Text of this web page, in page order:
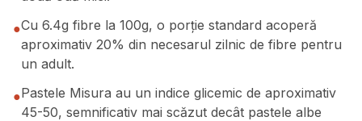
●Cu 6.4g fibre la 100g, o porție standard acoperă
aproximativ 20% din necesarul zilnic de fibre pentru
un adult.
●Pastele Misura au un indice glicemic de aproximativ
45-50, semnificativ mai scăzut decât pastele albe